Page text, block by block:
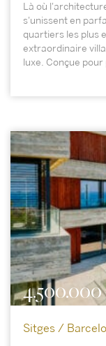
Là où
s'unissent en
quartiers les plus
extraordinaire
luxe. Conçue pour
4.500.000
Sitges /